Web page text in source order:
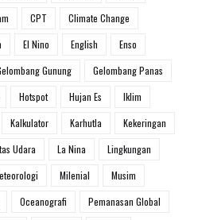
CPT
Climate Change
El Nino English
Enso
Gunung
Gelombang Panas
Hotspot Hujan Es
Iklim
Kalkulator Karhutla
Kekeringan
Udara La Nina
Lingkungan
Milenial
Musim
Oceanografi
Pemanasan Global